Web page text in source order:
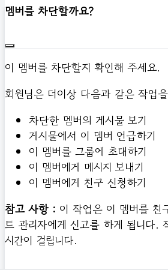
멤버를 차단할까요?
이 멤버를 차단할지 확인해 주세요.
회원님은 더이상 다음과 같은 작업
차단한 멤버의 게시물 보기
게시물에서 이 멤버 언급하기
이 멤버를 그룹에 초대하기
이 멤버에게 메시지 보내기
이 멤버에게 친구 신청하기
참고 사항 : 이 작업은 이 멤버를 친
트 관리자에게 신고를 하게 됩니다.
시간이 걸립니다.